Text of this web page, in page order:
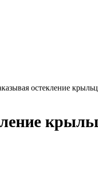
остекление